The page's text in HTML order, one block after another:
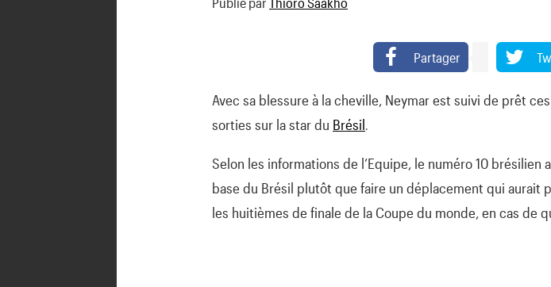
Partager
Avec sa blessure à la cheville, Neymar est suivi de prêt
sorties sur la star du Brésil.
Selon les informations de l’Equipe, le numéro 10
base du Brésil plutôt que faire un déplacement qui aurait
les huitièmes de finale de la Coupe du monde, en cas de